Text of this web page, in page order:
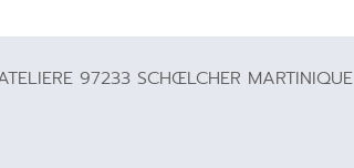
97233 SCHŒLCHER MARTINIQUE